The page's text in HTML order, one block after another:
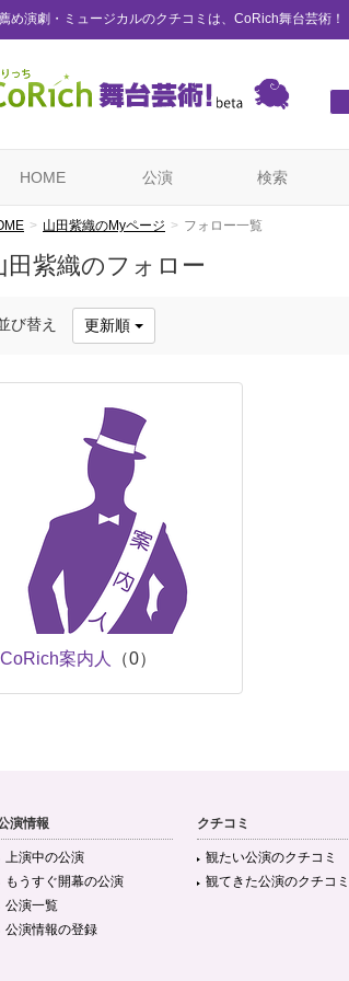
め演劇・ミュージカルのクチコミは、CoRich舞台芸術！
HOME 公演 検索
山田紫織のMyページ フォロー一覧
田紫織のフォロー
び替え 更新順
CoRich案内人 （0）
演情報
上演中の公演
もうすぐ開幕の公演
公演一覧
公演情報の登録
クチコミ
観たい公演のクチコミ
観てきた公演のクチコミ